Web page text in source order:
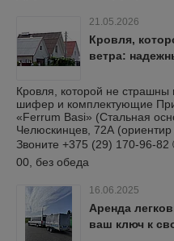
21.05.2026
Кровля,
ветра:
Кровля, которой не
шифер и комплектующие
«Ferrum Basi» (Стальная
Челюскинцев, 72А
Звоните +375 (29) 170-96-
00, без обеда
16.06.2025
Аренда
ваш ключ к